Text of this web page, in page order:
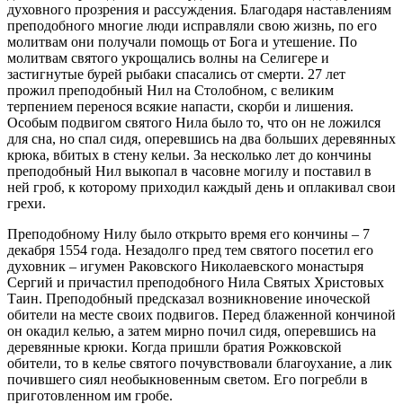
духовного прозрения и рассуждения. Благодаря наставлениям
преподобного многие люди исправляли свою жизнь, по его
молитвам они получали помощь от Бога и утешение. По
молитвам святого укрощались волны на Селигере и
застигнутые бурей рыбаки спасались от смерти. 27 лет
прожил преподобный Нил на Столобном, с великим
терпением перенося всякие напасти, скорби и лишения.
Особым подвигом святого Нила было то, что он не ложился
для сна, но спал сидя, оперевшись на два больших деревянных
крюка, вбитых в стену кельи. За несколько лет до кончины
преподобный Нил выкопал в часовне могилу и поставил в
ней гроб, к которому приходил каждый день и оплакивал свои
грехи.
Преподобному Нилу было открыто время его кончины – 7
декабря 1554 года. Незадолго пред тем святого посетил его
духовник – игумен Раковского Николаевского монастыря
Сергий и причастил преподобного Нила Святых Христовых
Таин. Преподобный предсказал возникновение иноческой
обители на месте своих подвигов. Перед блаженной кончиной
он окадил келью, а затем мирно почил сидя, оперевшись на
деревянные крюки. Когда пришли братия Рожковской
обители, то в келье святого почувствовали благоухание, а лик
почившего сиял необыкновенным светом. Его погребли в
приготовленном им гробе.